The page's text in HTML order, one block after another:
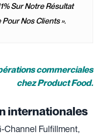
Sur Notre Résultat
Nos Clients ».
commerciales
chez Product Food.
internationales
Channel Fulfillment,